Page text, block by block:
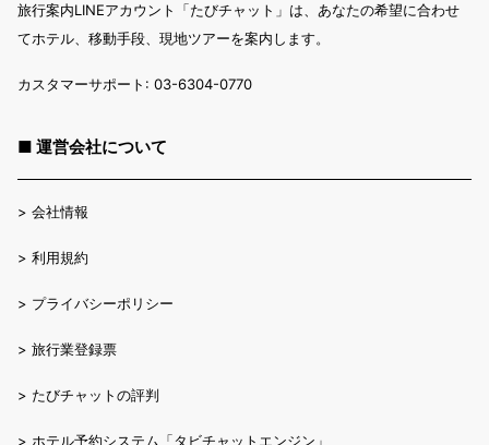
旅行案内LINEアカウント「たびチャット」は、あなたの希望に合わせ
てホテル、移動手段、現地ツアーを案内します。
カスタマーサポート: 03-6304-0770
■ 運営会社について
> 会社情報
> 利用規約
> プライバシーポリシー
> 旅行業登録票
> たびチャットの評判
> ホテル予約システム「タビチャットエンジン」